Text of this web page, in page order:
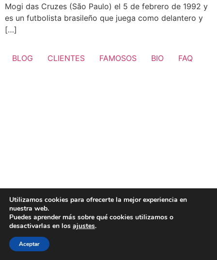
Mogi das Cruzes (São Paulo) el 5 de febrero de 1992 y
es un futbolista brasileño que juega como delantero y
[…]
BLOG CLIENTES FAMOSOS BIO FAQ
Utilizamos cookies para ofrecerte la mejor experiencia en
nuestra web.
Puedes aprender más sobre qué cookies utilizamos o
desactivarlas en los ajustes.
Aceptar